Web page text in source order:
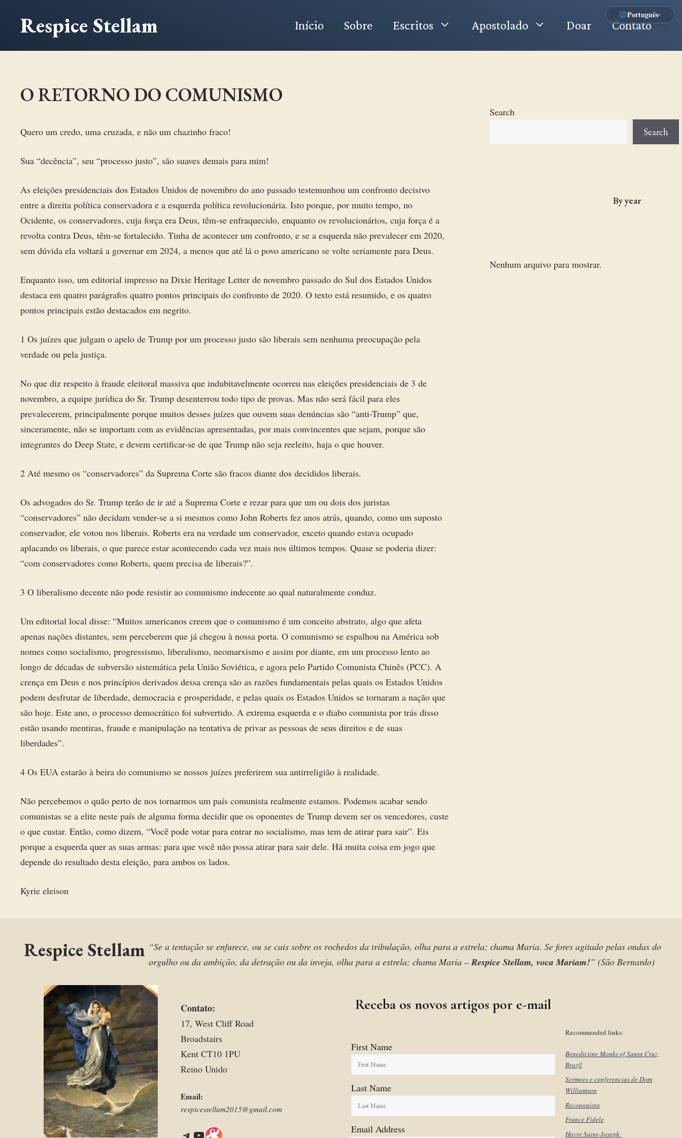
Português▾
conteúdo
Respice Stellam Início Sobre Escritos Apostolado Doar Contato
O RETORNO DO COMUNISMO
Quero um credo, uma cruzada, e não um chazinho fraco!
Sua “decência”, seu “processo justo”, são suaves demais para mim!
As eleições presidenciais dos Estados Unidos de novembro do ano passado testemunhou um confronto decisivo
entre a direita política conservadora e a esquerda política revolucionária. Isto porque, por muito tempo, no
Ocidente, os conservadores, cuja força era Deus, têm-se enfraquecido, enquanto os revolucionários, cuja força é a
revolta contra Deus, têm-se fortalecido. Tinha de acontecer um confronto, e se a esquerda não prevalecer em 2020,
sem dúvida ela voltará a governar em 2024, a menos que até lá o povo americano se volte seriamente para Deus.
Enquanto isso, um editorial impresso na Dixie Heritage Letter de novembro passado do Sul dos Estados Unidos
destaca em quatro parágrafos quatro pontos principais do confronto de 2020. O texto está resumido, e os quatro
pontos principais estão destacados em negrito.
1 Os juízes que julgam o apelo de Trump por um processo justo são liberais sem nenhuma preocupação pela
verdade ou pela justiça.
No que diz respeito à fraude eleitoral massiva que indubitavelmente ocorreu nas eleições presidenciais de 3 de
novembro, a equipe jurídica do Sr. Trump desenterrou todo tipo de provas. Mas não será fácil para eles
prevalecerem, principalmente porque muitos desses juízes que ouvem suas denúncias são “anti-Trump” que,
sinceramente, não se importam com as evidências apresentadas, por mais convincentes que sejam, porque são
integrantes do Deep State, e devem certificar-se de que Trump não seja reeleito, haja o que houver.
2 Até mesmo os “conservadores” da Suprema Corte são fracos diante dos decididos liberais.
Os advogados do Sr. Trump terão de ir até a Suprema Corte e rezar para que um ou dois dos juristas
“conservadores” não decidam vender-se a si mesmos como John Roberts fez anos atrás, quando, como um suposto
conservador, ele votou nos liberais. Roberts era na verdade um conservador, exceto quando estava ocupado
aplacando os liberais, o que parece estar acontecendo cada vez mais nos últimos tempos. Quase se poderia dizer:
“com conservadores como Roberts, quem precisa de liberais?”.
3 O liberalismo decente não pode resistir ao comunismo indecente ao qual naturalmente conduz.
Um editorial local disse: “Muitos americanos creem que o comunismo é um conceito abstrato, algo que afeta
apenas nações distantes, sem perceberem que já chegou à nossa porta. O comunismo se espalhou na América sob
nomes como socialismo, progressismo, liberalismo, neomarxismo e assim por diante, em um processo lento ao
longo de décadas de subversão sistemática pela União Soviética, e agora pelo Partido Comunista Chinês (PCC). A
crença em Deus e nos princípios derivados dessa crença são as razões fundamentais pelas quais os Estados Unidos
podem desfrutar de liberdade, democracia e prosperidade, e pelas quais os Estados Unidos se tornaram a nação que
são hoje. Este ano, o processo democrático foi subvertido. A extrema esquerda e o diabo comunista por trás disso
estão usando mentiras, fraude e manipulação na tentativa de privar as pessoas de seus direitos e de suas
liberdades”.
4 Os EUA estarão à beira do comunismo se nossos juízes preferirem sua antirreligião à realidade.
Não percebemos o quão perto de nos tornarmos um país comunista realmente estamos. Podemos acabar sendo
comunistas se a elite neste país de alguma forma decidir que os oponentes de Trump devem ser os vencedores, custe
o que custar. Então, como dizem, “Você pode votar para entrar no socialismo, mas tem de atirar para sair”. Eis
porque a esquerda quer as suas armas: para que você não possa atirar para sair dele. Há muita coisa em jogo que
depende do resultado desta eleição, para ambos os lados.
Kyrie eleison
Search
Search
By year
Nenhum arquivo para mostrar.
Respice Stellam “Se a tentação se enfurece, ou se cais sobre os rochedos da tribulação, olha para a estrela; chama Maria. Se fores agitado pelas ondas do
orgulho ou da ambição, da detração ou da inveja, olha para a estrela; chama Maria –Respice Stellam, voca Mariam!” (São Bernardo)
Contato:
17, West Cliff Road
Broadstairs
Kent CT10 1PU
Reino Unido
Email:
respicestellam2015@gmail.com
Receba os novos artigos por e-mail
First Name
Last Name
Email Address
Recommended links:
Benedictine Monks of Santa Cruz,
Brazil
Sermoes e conferencias de Dom
Williamson
Reconquista
France Fidele
Havre Saint-Joseph